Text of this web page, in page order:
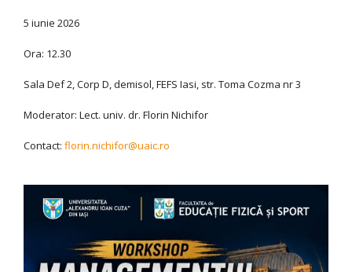
5 iunie 2026
Ora: 12.30
Sala Def 2, Corp D, demisol, FEFS Iasi, str. Toma Cozma nr 3
Moderator: Lect. univ. dr. Florin Nichifor
Contact: florin.nichifor@uaic.ro